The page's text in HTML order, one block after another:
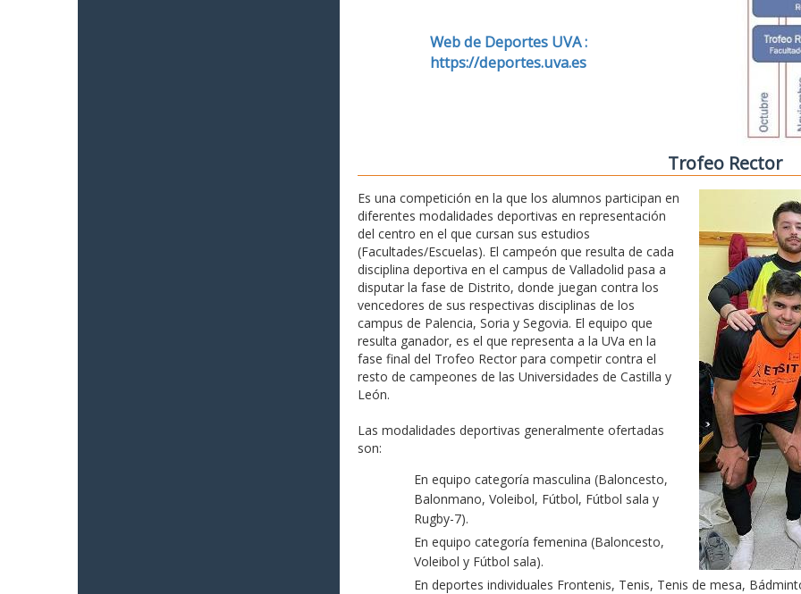
Web de Deportes UVA :
https://deportes.uva.es
Trofeo Rector
Es una competición en la que los alumnos participan en
diferentes modalidades deportivas en representación
del centro en el que cursan sus estudios
(Facultades/Escuelas). El campeón que resulta de cada
disciplina deportiva en el campus de Valladolid pasa a
disputar la fase de Distrito, donde juegan contra los
vencedores de sus respectivas disciplinas de los
campus de Palencia, Soria y Segovia. El equipo que
resulta ganador, es el que representa a la UVa en la
fase final del Trofeo Rector para competir contra el
resto de campeones de las Universidades de Castilla y
León.
Las modalidades deportivas generalmente ofertadas
son:
En equipo categoría masculina (Baloncesto,
Balonmano, Voleibol, Fútbol, Fútbol sala y
Rugby-7).
En equipo categoría femenina (Baloncesto,
Voleibol y Fútbol sala).
En deportes individuales Frontenis, Tenis, Tenis de mesa,